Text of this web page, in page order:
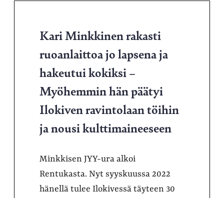
Kari Minkkinen rakasti
ruoanlaittoa jo lapsena ja
hakeutui kokiksi –
Myöhemmin hän päätyi
Ilokiven ravintolaan töihin
ja nousi kulttimaineeseen
Minkkisen JYY-ura alkoi
Rentukasta. Nyt syyskuussa 2022
hänellä tulee Ilokivessä täyteen 30